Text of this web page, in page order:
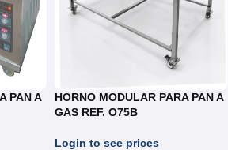
PAN A
HORNO MODULAR PARA PAN A
GAS REF. O75B
Login to see prices